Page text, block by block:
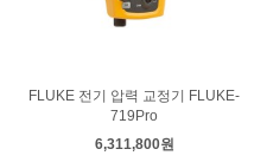
FLUKE 전기 압력 교정기 FLUKE-
719Pro
6,311,800원